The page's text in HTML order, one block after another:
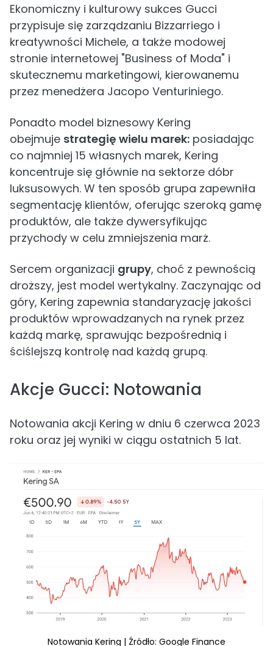
Ekonomiczny i kulturowy sukces Gucci
przypisuje się zarządzaniu Bizzarriego i
kreatywności Michele, a także modowej
stronie internetowej "Business of Moda" i
skutecznemu marketingowi, kierowanemu
przez menedżera Jacopo Venturiniego.
Ponadto model biznesowy Kering
obejmuje strategię wielu marek: posiadając
co najmniej 15 własnych marek, Kering
koncentruje się głównie na sektorze dóbr
luksusowych. W ten sposób grupa zapewniła
segmentację klientów, oferując szeroką gamę
produktów, ale także dywersyfikując
przychody w celu zmniejszenia marż.
Sercem organizacji grupy, choć z pewnością
droższy, jest model wertykalny. Zaczynając od
góry, Kering zapewnia standaryzację jakości
produktów wprowadzanych na rynek przez
każdą markę, sprawując bezpośrednią i
ściślejszą kontrolę nad każdą grupą.
Akcje Gucci: Notowania
Notowania akcji Kering w dniu 6 czerwca 2023
roku oraz jej wyniki w ciągu ostatnich 5 lat.
Notowania Kering | Źródło: Google Finance